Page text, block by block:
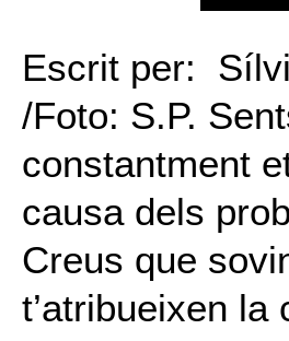
Escrit per:
/Foto: S.P.
constantment
causa dels
Creus que
t’atribueixen la